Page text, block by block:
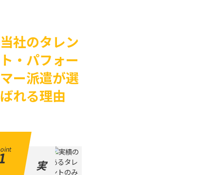
当社のタレン
ト・パフォー
マー派遣が選
ばれる理由
実